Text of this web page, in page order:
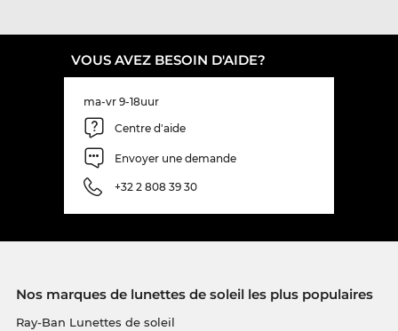
VOUS AVEZ BESOIN D'AIDE?
ma-vr 9-18uur
Centre d'aide
Envoyer une demande
+32 2 808 39 30
Nos marques de lunettes de soleil les plus populaires
Ray-Ban Lunettes de soleil